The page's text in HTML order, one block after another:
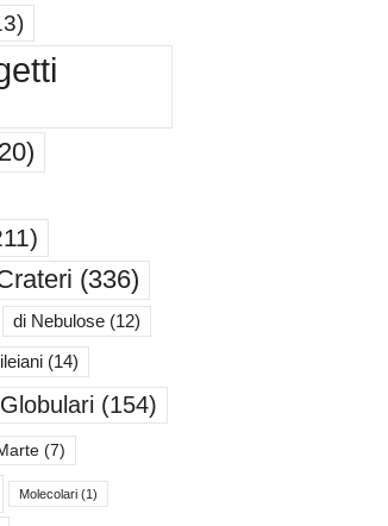
(336)
di Nebulose(12)
(14)
Globulari (154)
(7)
Molecolari(1)